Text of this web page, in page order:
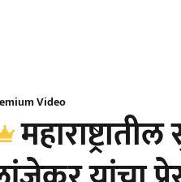
Video